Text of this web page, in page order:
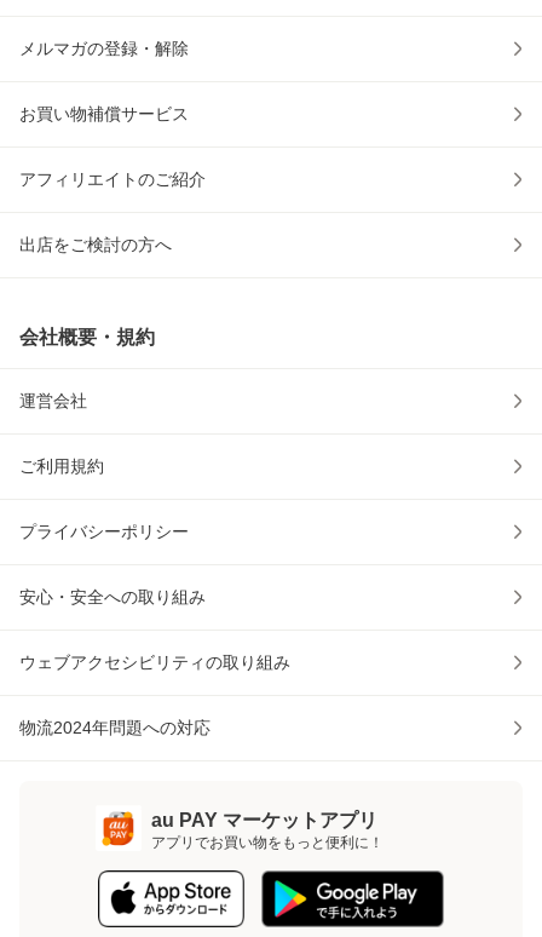
メルマガの登録・解除
お買い物補償サービス
アフィリエイトのご紹介
出店をご検討の方へ
会社概要・規約
運営会社
ご利用規約
プライバシーポリシー
安心・安全への取り組み
ウェブアクセシビリティの取り組み
物流2024年問題への対応
au PAY マーケットアプリ
アプリでお買い物をもっと便利に！